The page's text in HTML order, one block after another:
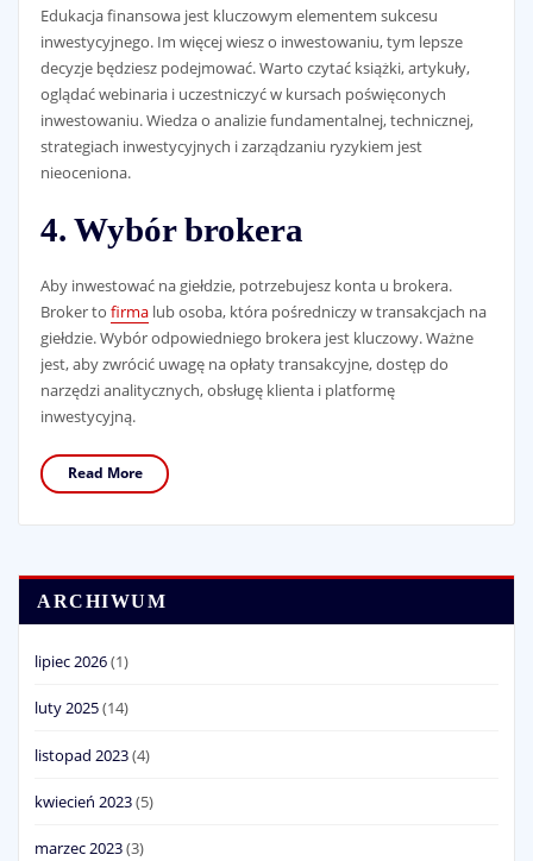
Edukacja finansowa jest kluczowym elementem sukcesu
inwestycyjnego. Im więcej wiesz o inwestowaniu, tym lepsze
decyzje będziesz podejmować. Warto czytać książki, artykuły,
oglądać webinaria i uczestniczyć w kursach poświęconych
inwestowaniu. Wiedza o analizie fundamentalnej, technicznej,
strategiach inwestycyjnych i zarządzaniu ryzykiem jest
nieoceniona.
4. Wybór brokera
Aby inwestować na giełdzie, potrzebujesz konta u brokera.
Broker to firmalub osoba, która pośredniczy w transakcjach na
giełdzie. Wybór odpowiedniego brokera jest kluczowy. Ważne
jest, aby zwrócić uwagę na opłaty transakcyjne, dostęp do
narzędzi analitycznych, obsługę klienta i platformę
inwestycyjną.
Read More
ARCHIWUM
lipiec 2026(1)
luty 2025(14)
listopad 2023(4)
kwiecień 2023(5)
marzec 2023(3)